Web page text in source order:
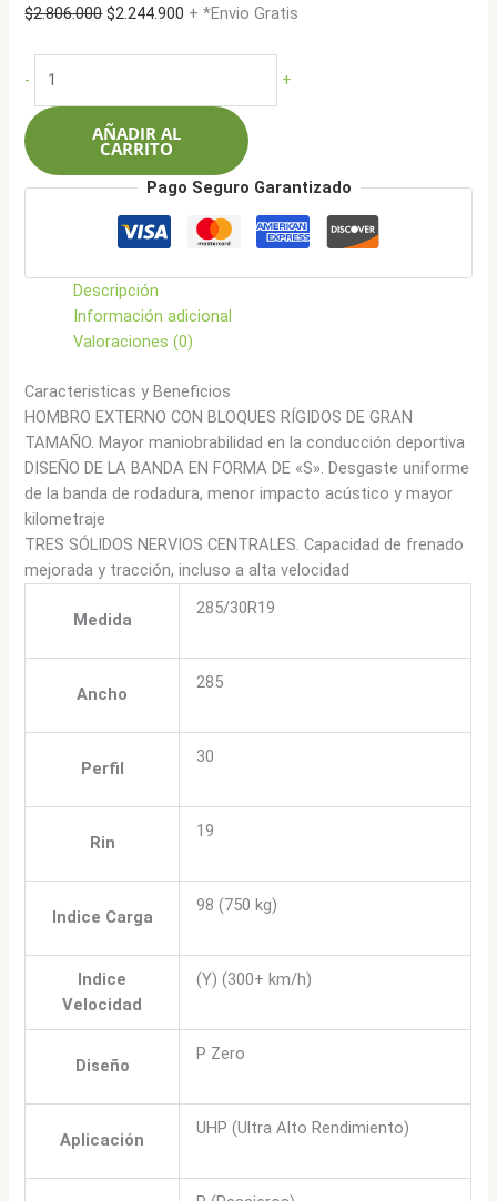
$2.806.000El
$2.244.900 El
$2.244.900.
+ *Envio Gratis
-
285/30ZR19
(98Y)XL
Zero
(MO)
+
AÑADIR AL
CARRITO
Pago Seguro Garantizado
Descripción
Información adicional
Valoraciones (0)
Caracteristicas y Beneficios
HOMBRO EXTERNO CON BLOQUES RÍGIDOS DE GRAN
TAMAÑO. Mayor maniobrabilidad en la conducción deportiva
DISEÑO DE LA BANDA EN FORMA DE «S». Desgaste uniforme
de la banda de rodadura, menor impacto acústico y mayor
kilometraje
TRES SÓLIDOS NERVIOS CENTRALES. Capacidad de frenado
mejorada y tracción, incluso a alta velocidad
Medida
285/30R19
Ancho
285
Perfil
30
Rin
19
Indice Carga
98 (750 kg)
Indice
Velocidad
(Y) (300+ km/h)
Diseño
P Zero
Aplicación
UHP (Ultra Alto Rendimiento)